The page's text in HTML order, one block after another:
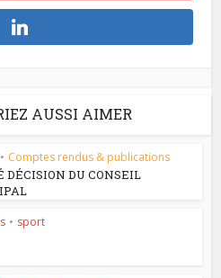
AUSSI AIMER
• Comptes rendus & publications
DÉCISION DU CONSEIL
• sport